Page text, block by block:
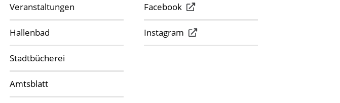
Veranstaltungen
Hallenbad
Stadtbücherei
Amtsblatt
Facebook
Instagram